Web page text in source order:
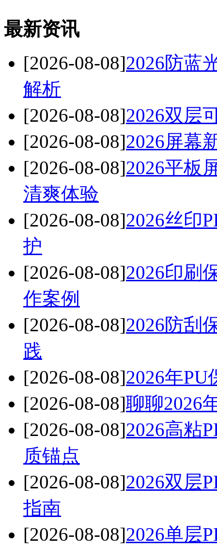
最新资讯
[2026-08-08]2026防蓝
解析
[2026-08-08]2026双层
[2026-08-08]2026屏幕
[2026-08-08]2026平板
清爽体验
[2026-08-08]2026丝印
护
[2026-08-08]2026印刷
作案例
[2026-08-08]2026防刮
践
[2026-08-08]2026年
[2026-08-08]聊聊2026
[2026-08-08]2026高粘
质锚点
[2026-08-08]2026双层
指南
[2026-08-08]2026单层